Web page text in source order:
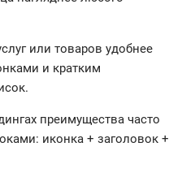
или товаров удобнее
и кратким
преимущества часто
иконка + заголовок +